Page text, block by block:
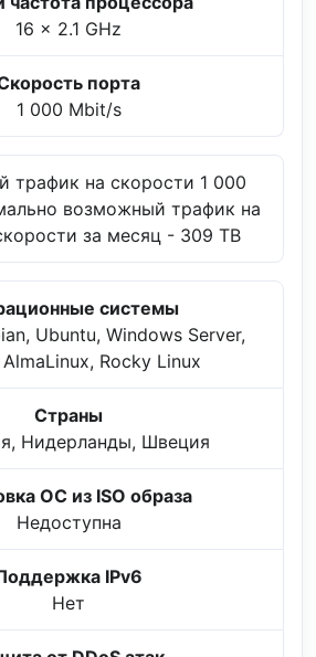
16 x 2.1 GHz
порта
1 000 Mbit/s
трафик на скорости 1 000
возможный трафик на
за месяц - 309 TB
системы
Ubuntu, Windows Server,
AlmaLinux, Rocky Linux
Страны
Нидерланды, Швеция
ОС из ISO образа
Недоступна
IPv6
Нет